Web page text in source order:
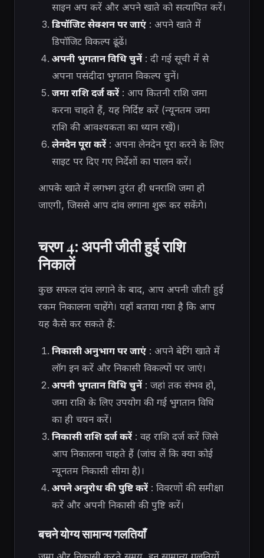
साइन अप करें और अपने खाते को सत्यापित करें।
डिपॉजिट सेक्शन पर जाएं: अपने खाते में
डिपॉजिट विकल्प ढूंढें।
अपनी भुगतान विधि चुनें: दी गई सूची में से
अपना पसंदीदा भुगतान विकल्प चुनें।
जमा राशि दर्ज करें: आप कितनी राशि जमा
करना चाहते हैं, यह निर्दिष्ट करें (न्यूनतम जमा
राशि की आवश्यकता का ध्यान रखें)।
लेनदेन पूरा करें: अपना लेनदेन पूरा करने के लिए
साइट पर दिए गए निर्देशों का पालन करें।
आपके खाते में लगभग तुरंत ही धनराशि जमा हो
जाएगी, जिससे आप दांव लगाना शुरू कर सकेंगे।
चरण 4: अपनी जीती हुई राशि
निकालें
कुछ सफल दांव लगाने के बाद, आप अपनी जीती हुई
रकम निकालना चाहेंगे। यहाँ बताया गया है कि आप
यह कैसे कर सकते हैं:
निकासी अनुभाग पर जाएं: अपने बेटिंग खाते में
लॉग इन करें और निकासी विकल्पों पर जाएं।
अपनी भुगतान विधि चुनें: जहां तक ​​संभव हो,
जमा राशि के लिए उपयोग की गई भुगतान विधि
का ही चयन करें।
निकासी राशि दर्ज करें: वह राशि दर्ज करें जिसे
आप निकालना चाहते हैं (जांच लें कि क्या कोई
न्यूनतम निकासी सीमा है)।
अपने अनुरोध की पुष्टि करें: विवरणों की समीक्षा
करें और अपनी निकासी की पुष्टि करें।
बचने योग्य सामान्य गलतियाँ